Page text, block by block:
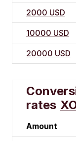
2000 USD
10000 USD
20000 USD
rates
Amount